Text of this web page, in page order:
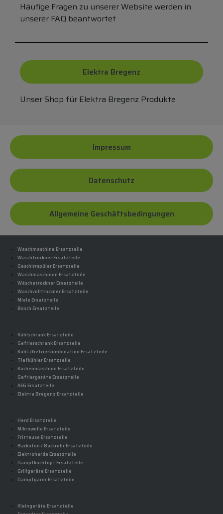
Häufige Fragen zu unserer Website werden in
unserer FAQ beantwortet
Elektra Bregenz
Unser Shop für Elektra Bregenz Produkte
Impressum
Datenschutz
Allgemeine Geschäftsbedingungen
Waschmaschine Ersatzteile
Waschtrockner Ersatzteile
Geschirrspüler Ersatzteile
Waschmaschinen Ersatzteile
Wäschetrockner Ersatzteile
Waschvolltrockner Ersatzteile
Miele Ersatzteile
Bosch Ersatzteile
Kühlschrank Ersatzteile
Gefrierschrank Ersatzteile
Kühl-/Gefrierkombination Ersatzteile
Tiefkühler Ersatzteile
Küchenmaschine Ersatzteile
Gefriergeräte Ersatzteile
AEG Ersatzteile
Elektra Bregenz Ersatzteile
Herd Ersatzteile
Mikrowelle Ersatzteile
Fritteuse Ersatzteile
Backofen / Backrohr Ersatzteile
Elektroherde Ersatzteile
Dampfkochtopf Ersatzteile
Grillgeräte Ersatzteile
Dampfgarer Ersatzteile
Kleingeräte Ersatzteile